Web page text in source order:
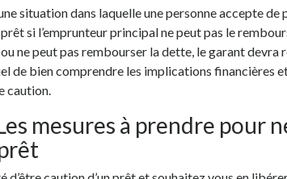
situation dans laquelle une personne accepte
si l’emprunteur principal ne peut pas le
ne peut pas rembourser la dette, le garant devra
de bien comprendre les implications financières
caution.
mesures à prendre pour